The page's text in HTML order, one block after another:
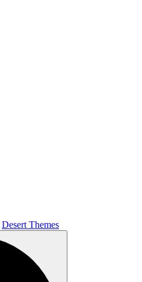
Desert Themes